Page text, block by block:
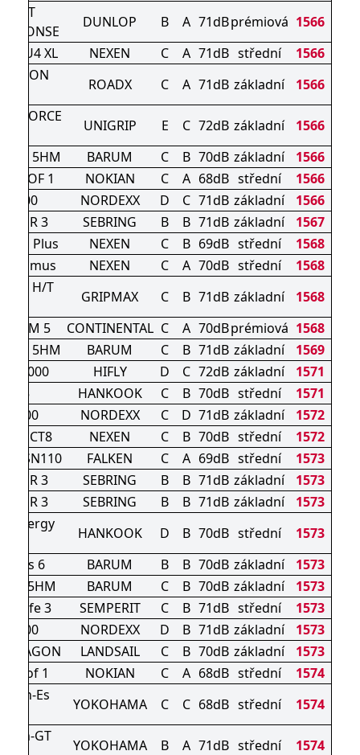
DUNLOP B A 71dBprémiová 1566
SU4 XL
NEXEN C A 71dB střední
1566
ROADX C A 71dB základní
1566
FORCE
UNIGRIP E C 72dB základní
1566
5HM
BARUM C B 70dB základní
1566
1
NOKIAN C A 68dB střední
1566
NORDEXX D C 71dB základní
1566
3
SEBRING B B 71dB základní
1567
HD Plus
NEXEN C B 69dB střední
1568
Primus
NEXEN C A 70dB střední
1568
H/T
GRIPMAX C B 71dB základní
1568
5
CONTINENTAL C A 70dBprémiová 1568
5HM
BARUM C B 71dB základní
1569
HIFLY D C 72dB základní
1571
K435
HANKOOK C B 70dB střední
1571
NORDEXX C D 71dB základní
1572
CT8
NEXEN C B 70dB střední
1572
SN110
FALKEN C A 69dB střední
1573
3
SEBRING B B 71dB základní
1573
3
SEBRING B B 71dB základní
1573
Kinergy
HANKOOK D B 70dB střední
1573
6
BARUM B B 70dB základní
1573
5HM
BARUM C B 70dB základní
1573
Life 3
SEMPERIT C B 71dB střední
1573
NORDEXX D B 71dB základní
1573
LANDSAIL C B 70dB základní
1573
1
NOKIAN C A 68dB střední
1574
Es
YOKOHAMA C C 68dB střední
1574
GT
YOKOHAMA B A 71dB střední
1574